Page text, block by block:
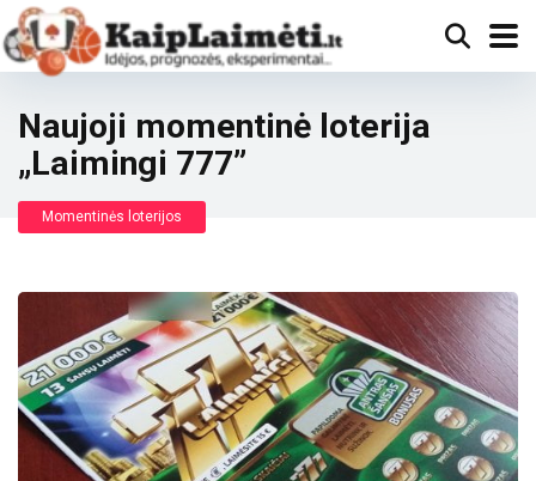
Naujoji momentinė loterija
„Laimingi 777”
Momentinės loterijos